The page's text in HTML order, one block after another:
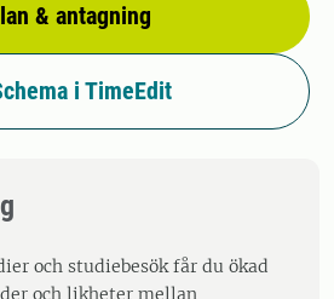
& antagning
i TimeEdit
och studiebesök får du ökad
och likheter mellan